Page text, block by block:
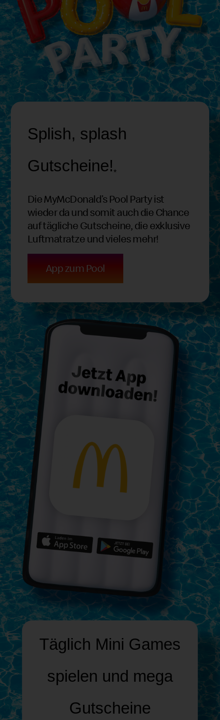
Splish, splash
Gutscheine!*
Die MyMcDonald’s Pool Party ist
wieder da und somit auch die Chance
auf tägliche Gutscheine, die exklusive
Luftmatratze und vieles mehr!
App zum Pool
Täglich Mini Games
spielen und mega
Gutscheine